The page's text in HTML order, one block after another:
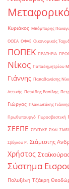
Κυριάκος Μπόμπορης
ΟΟΣΑ ΟΦΑΕ Οικονομικός
ΠΟΠΕΚ ΠΡΑΤΗΡΙΑ
Νίκος Παπαδημητρίου
Γιάννης Παπαθανάσης
Αττικής Πετκίδης Βασίλης
Γιώργος Πλακιωτάκης Γιάννης
Πρωθυπουργό Πυροσβεστική
ΣΕΕΠΕ ΣΕΥΠΥΚΕ ΣΚΑΙ
Σβίγκου Ρ. Σιάμισιης
Χρήστος
Σύστημα
Πολυξένη Τζάκρη